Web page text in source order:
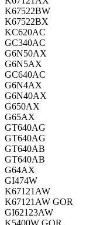
K67522BW
K67522BX
KC620AC
GC340AC
G6N50AX
G6N5AX
GC640AC
G6N4AX
G6N40AX
G650AX
G65AX
GT640AG
GT640AG
GT640AB
GT640AB
G64AX
GI474W
K67121AW
K67121AW GOR
GI62123AW
K5400W GOR